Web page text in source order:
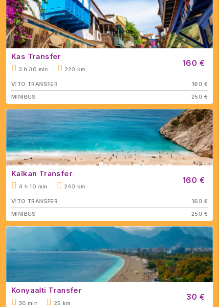
Kas Transfer
3 h 30 min 220 km
160 €
VİTO TRANSFER
160 €
MİNİBÜS
250 €
Kalkan Transfer
4 h 10 min 240 km
160 €
VİTO TRANSFER
160 €
MİNİBÜS
250 €
Konyaalti Transfer
30 min 25 km
30 €